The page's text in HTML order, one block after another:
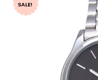
SALE!